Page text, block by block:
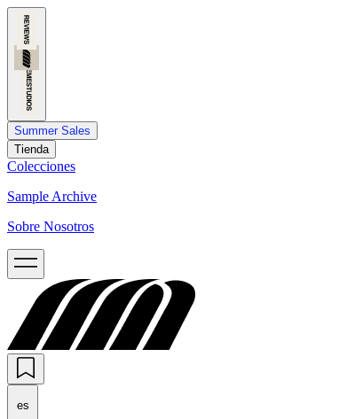
Summer Sales
Tienda
Colecciones
Sample Archive
Sobre Nosotros
es